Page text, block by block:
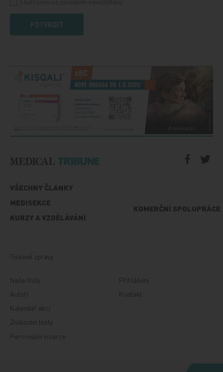
POTVRDIT
VŠECHNY ČLÁNKY
MEDISEKCE
KURZY A VZDĚLÁVÁNÍ
KOMERČNÍ SPOLUPRÁCE
Tiskové zprávy
Naše tituly
Autoři
Kalendář akcí
Znalostní testy
Personální inzerce
Přihlášení
Kontakt